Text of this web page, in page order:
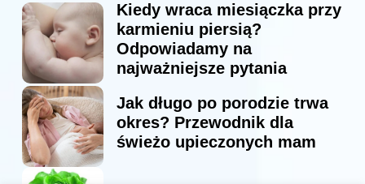
Kiedy wraca miesiączka przy
karmieniu piersią?
Odpowiadamy na
najważniejsze pytania
Jak długo po porodzie trwa
okres? Przewodnik dla
świeżo upieczonych mam